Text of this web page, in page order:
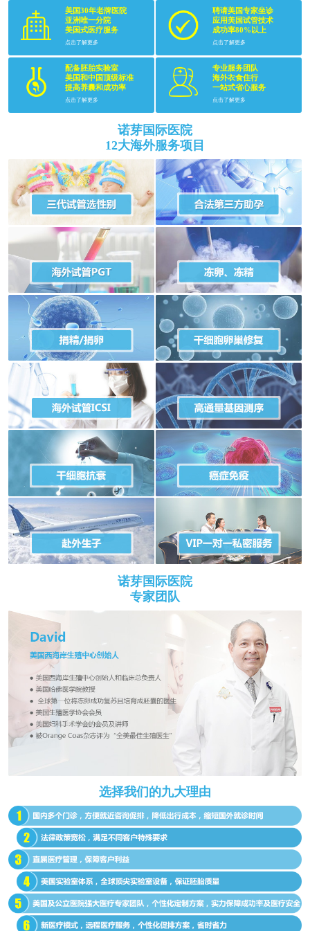
美国30年老牌医院
亚洲唯一分院
美国式医疗服务
点击了解更多
聘请美国专家坐诊
应用美国试管技术
成功率80%以上
点击了解更多
配备胚胎实验室
美国和中国顶级标准
提高养囊和成功率
点击了解更多
专业服务团队
海外衣食住行
一站式省心服务
点击了解更多
诺芽国际医院
12大海外服务项目
诺芽国际医院
专家团队
选择我们的九大理由